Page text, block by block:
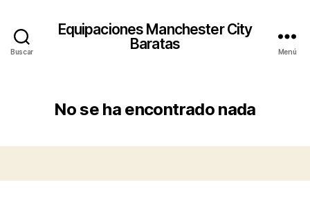
Buscar
Equipaciones Manchester City
Baratas
Menú
No se ha encontrado nada